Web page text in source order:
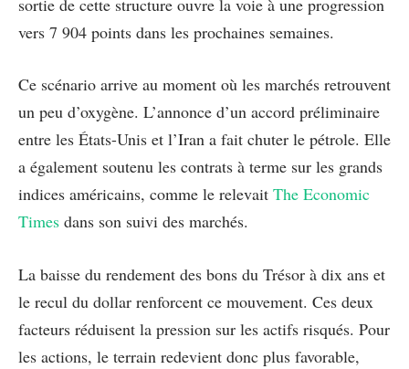
vers 7 904 points dans les prochaines semaines.
Ce scénario arrive au moment où les marchés retrouvent
un peu d’oxygène. L’annonce d’un accord préliminaire
entre les États-Unis et l’Iran a fait chuter le pétrole. Elle
a également soutenu les contrats à terme sur les grands
indices américains, comme le relevait The Economic
Times dans son suivi des marchés.
La baisse du rendement des bons du Trésor à dix ans et
le recul du dollar renforcent ce mouvement. Ces deux
facteurs réduisent la pression sur les actifs risqués. Pour
les actions, le terrain redevient donc plus favorable,